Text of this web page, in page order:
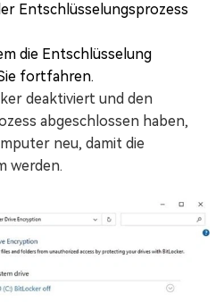
Entschlüsselungsprozess
die Entschlüsselung
fortfahren.
deaktiviert und den
abgeschlossen haben,
neu, damit die
werden.